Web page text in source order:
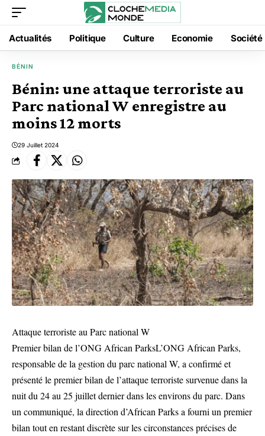
Actualités Politique Culture Economie Société
BÉNIN
Bénin: une attaque terroriste au
Parc national W enregistre au
moins 12 morts
29 Juillet 2024
Attaque terroriste au Parc national W
Premier bilan de l’ONG African ParksL’ONG African Parks,
responsable de la gestion du parc national W, a confirmé et
présenté le premier bilan de l’attaque terroriste survenue dans la
nuit du 24 au 25 juillet dernier dans les environs du parc. Dans
un communiqué, la direction d’African Parks a fourni un premier
bilan tout en restant discrète sur les circonstances précises de